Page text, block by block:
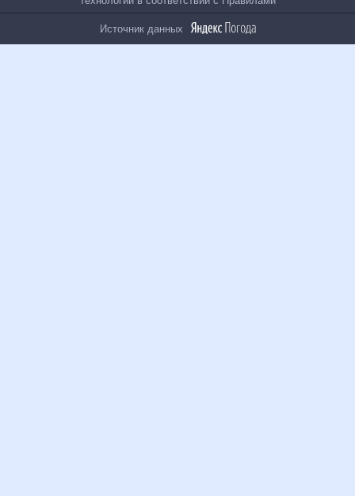
рекомендательные технологии в соответствии сПравилами
Источник данных